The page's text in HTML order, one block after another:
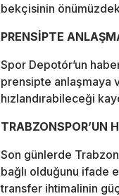
bekçisinin
PRENSİPTE
Spor Depotór’un
prensipte anlaşmaya
hızlandırabileceği
TRABZONSPOR’UN
Son günlerde
bağlı olduğunu ifade
transfer ihtimalinin